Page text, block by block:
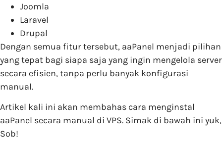
Joomla
Laravel
Drupal
Dengan semua fitur tersebut, aaPanel menjadi pilihan
yang tepat bagi siapa saja yang ingin mengelola server
secara efisien, tanpa perlu banyak konfigurasi
manual.
Artikel kali ini akan membahas cara menginstal
aaPanel secara manual di VPS. Simak di bawah ini yuk,
Sob!